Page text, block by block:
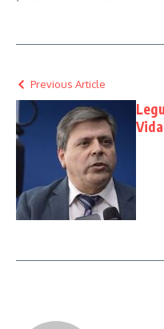
Previous Article